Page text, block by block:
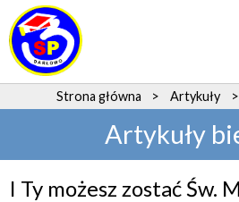
Strona główna > Artykuły >
Artykuły
I Ty możesz zostać Św.